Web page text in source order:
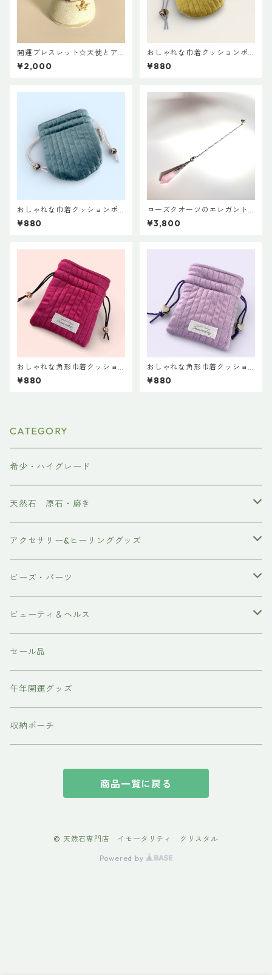
開運ブレスレット☆天使とア
メジスト
¥2,000
おしゃれな巾着クッションポ
ーチ♡イエロ＝
¥880
おしゃれな巾着クッションポ
ーチ♡サックス
¥880
ローズクオーツのエレガント
ペンデュラム
¥3,800
おしゃれな角形巾着クッショ
ンポーチ◇レッド
¥880
おしゃれな角形巾着クッショ
ンポーチ◇ラベンダー
¥880
CATEGORY
希少・ハイグレード
天然石 原石・磨き
原石
ポイント
磨き
アクセサリー&ヒーリンググッズ
ブレスレット
ネックレス・ペンダント
ピアス・イアリング
スピリチュアルグッズ
ビーズ・パーツ
天然石ビーズ
天使の羽シリーズ
各種パーツ
ビューティ＆ヘルス
ドテラ doTERRA
テラヘルツ・ホルミシス
セール品
午年開運グッズ
収納ポーチ
商品一覧に戻る
© 天然石専門店 イモータリティ クリスタル
Powered by